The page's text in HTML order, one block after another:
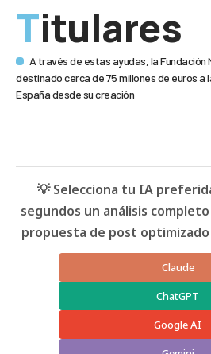
Titulares
A través de estas ayudas, la Fundación
destinado cerca de 75 millones de euros a
España desde su creación
💡 Selecciona tu IA
segundos un análisis
propuesta de post optimizado
Claude
ChatGPT
Google AI